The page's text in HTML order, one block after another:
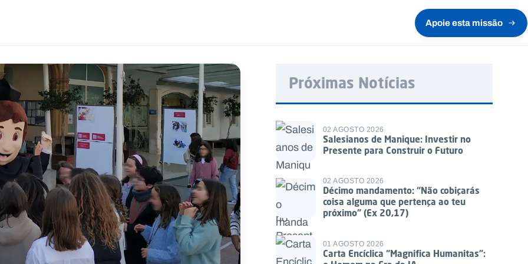
Apoie esta missão
Próximas Notícias
02 AGOSTO 2026
Salesianos de Manique: Investir no
Presente para Construir o Futuro
02 AGOSTO 2026
Décimo mandamento: “Não cobiçarás
coisa alguma que pertença ao teu
próximo” (Ex 20,17)
01 AGOSTO 2026
Carta Encíclica “Magnifica Humanitas”: